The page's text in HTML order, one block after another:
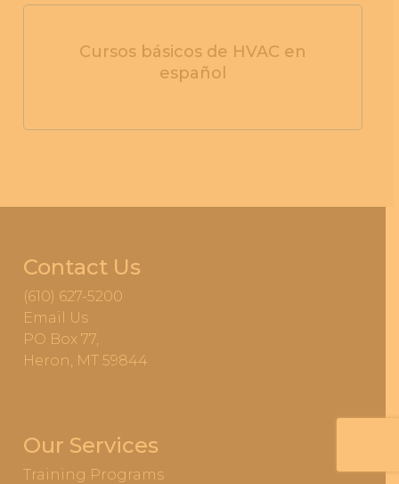
Cursos básicos de HVAC en
español
Contact Us
(610) 627-5200
Email Us
PO Box 77,
Heron, MT 59844
Our Services
Training Programs